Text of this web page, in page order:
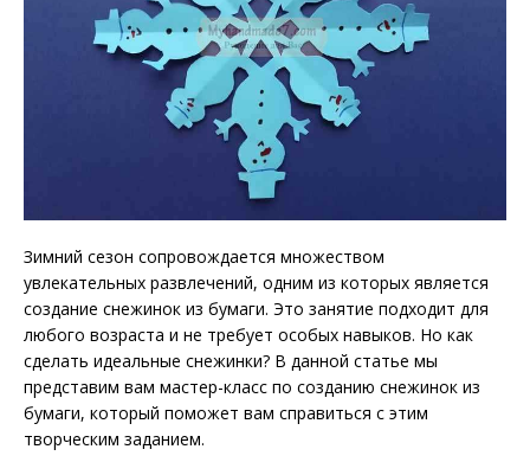
Зимний сезон сопровождается множеством
увлекательных развлечений, одним из которых является
создание снежинок из бумаги. Это занятие подходит для
любого возраста и не требует особых навыков. Но как
сделать идеальные снежинки? В данной статье мы
представим вам мастер-класс по созданию снежинок из
бумаги, который поможет вам справиться с этим
творческим заданием.